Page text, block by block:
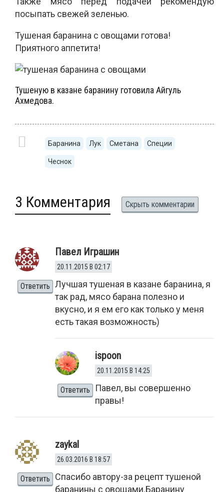
посыпать свежей зеленью.
Тушеная баранина с овощами готова!
Приятного аппетита!
Тушеную в казане баранину готовила Айгуль
Ахмедова.
Баранина Лук Сметана Специи
Чеснок
3 Комментария Скрыть комментарии
Павел Играшин
20.11.2015 В 02:17
Лучшая тушеная в казане баранина, я
так рад, мясо барана полезно и
вкусно, и я ем его как только у меня
есть такая возможность)
Ответить
ispoon
20.11.2015 В 14:25
Павел, вы совершенно
правы!
Ответить
zaykal
26.03.2016 В 18:57
Спасибо автору-за рецепт тушеной
баранины с овощами.Баранину
Ответить